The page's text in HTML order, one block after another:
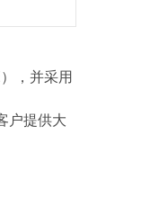
，并采用
户提供大